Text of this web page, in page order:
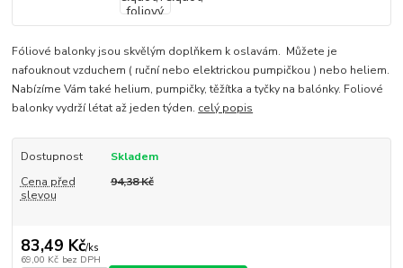
Fóliové balonky jsou skvělým doplňkem k oslavám. Můžete je
nafouknout vzduchem ( ruční nebo elektrickou pumpičkou ) nebo heliem.
Nabízíme Vám také helium, pumpičky, těžítka a tyčky na balónky. Foliové
balonky vydrží létat až jeden týden. celý popis
Dostupnost
Skladem
Cena před
slevou
94,38 Kč
83,49 Kč/ks
69,00 Kč bez DPH